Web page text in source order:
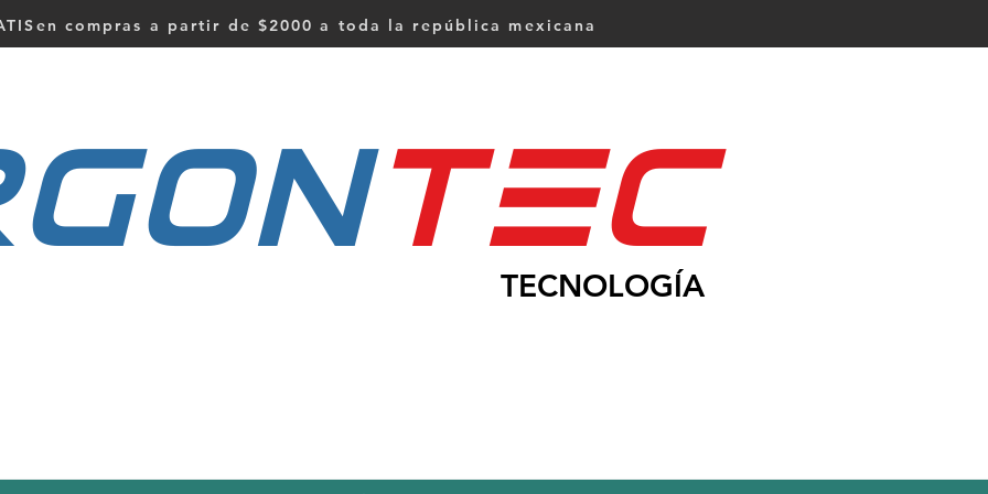
compras a partir de $2000 a toda la república mexicana
tEc
TECNOLOGÍA